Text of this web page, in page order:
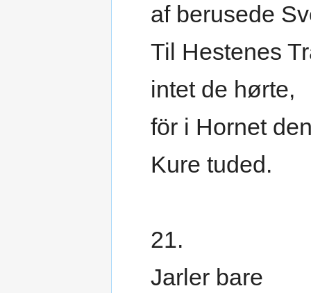
af berusede
Til Hestenes
intet de hørte,
för i Hornet
Kure tuded.
21.
Jarler bare